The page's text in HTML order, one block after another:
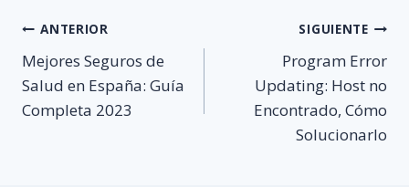
Navegación
de
entradas
ANTERIOR
Mejores Seguros de
Salud en España: Guía
Completa 2023
SIGUIENTE
Program Error
Updating: Host no
Encontrado, Cómo
Solucionarlo